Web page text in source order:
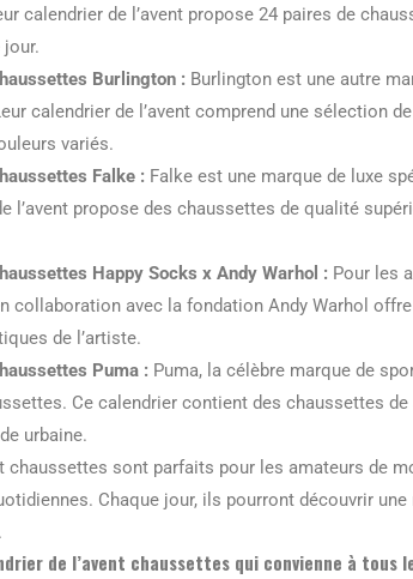
calendrier de l’avent propose 24 paires de
Burlington : Burlington est une autre
calendrier de l’avent comprend une sélection
variés.
Falke : Falke est une marque de luxe
l’avent propose des chaussettes de qualité
Happy Socks x Andy Warhol : Pour les
collaboration avec la fondation Andy Warhol
de l’artiste.
Puma : Puma, la célèbre marque de
Ce calendrier contient des chaussettes
urbaine.
chaussettes sont parfaits pour les amateurs de
Chaque jour, ils pourront découvrir
de l’avent chaussettes qui convienne à tous